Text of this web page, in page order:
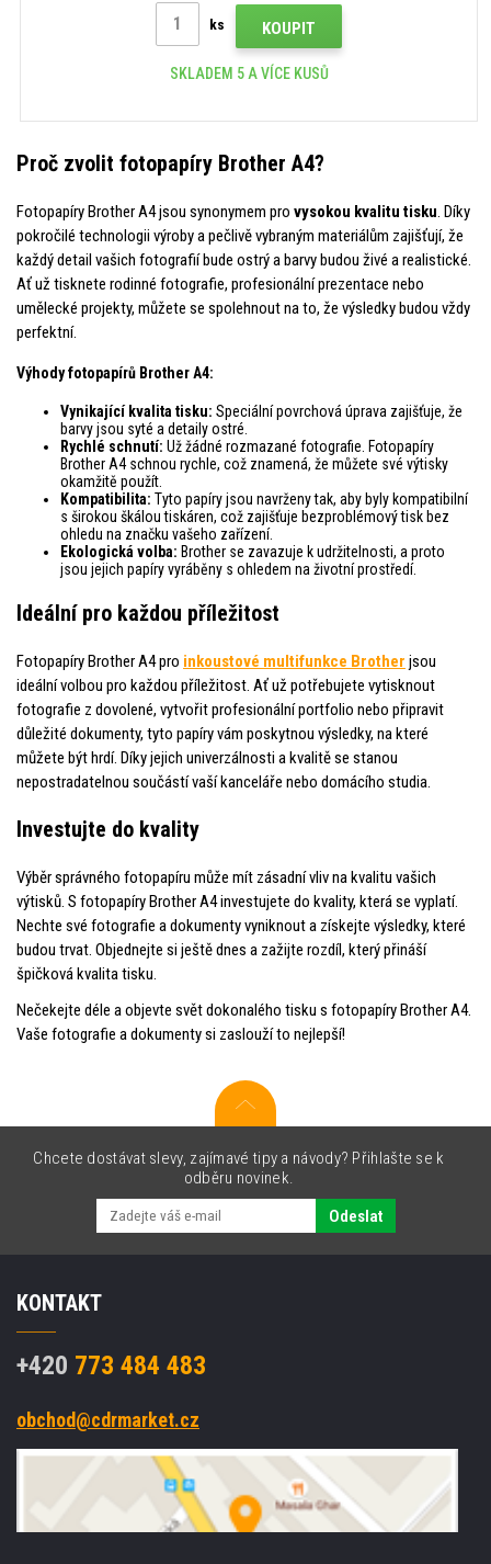
ks KOUPIT
SKLADEM 5 A VÍCE KUSŮ
Proč zvolit fotopapíry Brother A4?
Fotopapíry Brother A4 jsou synonymem pro vysokou kvalitu tisku. Díky
pokročilé technologii výroby a pečlivě vybraným materiálům zajišťují, že
každý detail vašich fotografií bude ostrý a barvy budou živé a realistické.
Ať už tisknete rodinné fotografie, profesionální prezentace nebo
umělecké projekty, můžete se spolehnout na to, že výsledky budou vždy
perfektní.
Výhody fotopapírů Brother A4:
Vynikající kvalita tisku: Speciální povrchová úprava zajišťuje, že
barvy jsou syté a detaily ostré.
Rychlé schnutí: Už žádné rozmazané fotografie. Fotopapíry
Brother A4 schnou rychle, což znamená, že můžete své výtisky
okamžitě použít.
Kompatibilita: Tyto papíry jsou navrženy tak, aby byly kompatibilní
s širokou škálou tiskáren, což zajišťuje bezproblémový tisk bez
ohledu na značku vašeho zařízení.
Ekologická volba: Brother se zavazuje k udržitelnosti, a proto
jsou jejich papíry vyráběny s ohledem na životní prostředí.
Ideální pro každou příležitost
Fotopapíry Brother A4 pro inkoustové multifunkce Brother jsou
ideální volbou pro každou příležitost. Ať už potřebujete vytisknout
fotografie z dovolené, vytvořit profesionální portfolio nebo připravit
důležité dokumenty, tyto papíry vám poskytnou výsledky, na které
můžete být hrdí. Díky jejich univerzálnosti a kvalitě se stanou
nepostradatelnou součástí vaší kanceláře nebo domácího studia.
Investujte do kvality
Výběr správného fotopapíru může mít zásadní vliv na kvalitu vašich
výtisků. S fotopapíry Brother A4 investujete do kvality, která se vyplatí.
Nechte své fotografie a dokumenty vyniknout a získejte výsledky, které
budou trvat. Objednejte si ještě dnes a zažijte rozdíl, který přináší
špičková kvalita tisku.
Nečekejte déle a objevte svět dokonalého tisku s fotopapíry Brother A4.
Vaše fotografie a dokumenty si zaslouží to nejlepší!
Chcete dostávat slevy, zajímavé tipy a návody? Přihlašte se k
odběru novinek.
Odeslat
KONTAKT
+420 773 484 483
obchod@cdrmarket.cz